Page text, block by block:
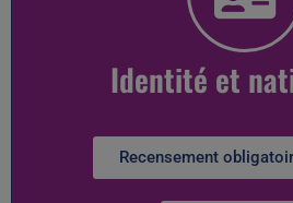
Identité et
Recensement